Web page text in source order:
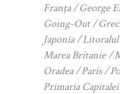
Franța
George
Going-Out
Japonia
Litoralul
Marea Britanie
Oradea
Paris
Primaria Capitalei